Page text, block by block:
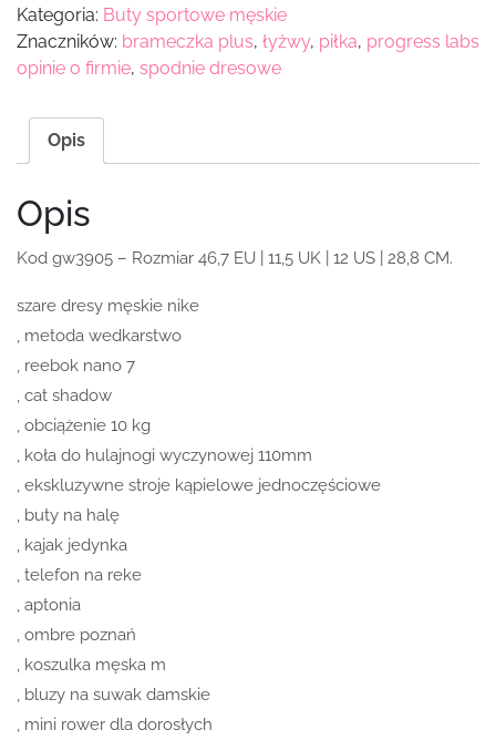
Kategoria: Buty sportowe męskie
Znaczników: brameczka plus, łyżwy, piłka, progress labs
opinie o firmie, spodnie dresowe
Opis
Opis
Kod gw3905 – Rozmiar 46,7 EU | 11,5 UK | 12 US | 28,8 CM.
szare dresy męskie nike
, metoda wedkarstwo
, reebok nano 7
, cat shadow
, obciążenie 10 kg
, koła do hulajnogi wyczynowej 110mm
, ekskluzywne stroje kąpielowe jednoczęściowe
, buty na halę
, kajak jedynka
, telefon na reke
, aptonia
, ombre poznań
, koszulka męska m
, bluzy na suwak damskie
, mini rower dla dorosłych